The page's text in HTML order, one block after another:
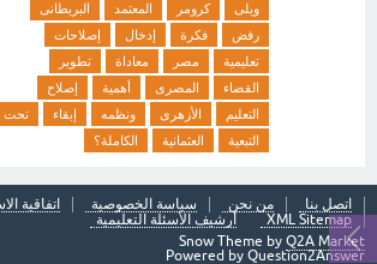
ويلى
كرومر المعتمد
البريطانى
رفض
فكرة إدخال
إصلاحات
تعليمية
مصر معاداة
تطوير
القضاء
المصرى أهمية
إصلاح
التعليم
الأزهرى ونظمه إبقاء
تحت
التبعية
العثمانية الكاملة؟
اتصل بنا من نحن سياسة الخصوصية
اتفاقية
XML Sitemap
أرشيف الأسئلة التعليمية
Snow Theme by Q2A Market
Powered by Question2Answer